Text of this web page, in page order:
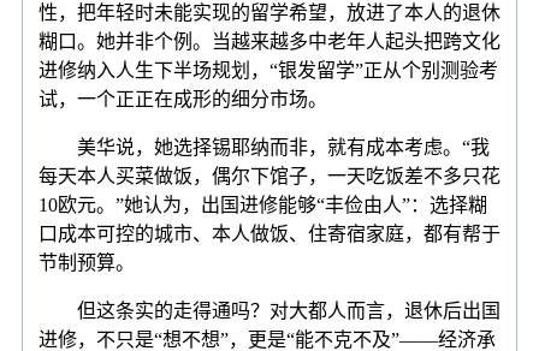
性，把年轻时未能实现的留学希望，放进了本人的退休
糊口。她并非个例。当越来越多中老年人起头把跨文化
进修纳入人生下半场规划，“银发留学”正从个别测验考
试，一个正正在成形的细分市场。
美华说，她选择锡耶纳而非，就有成本考虑。“我
每天本人买菜做饭，偶尔下馆子，一天吃饭差不多只花
10欧元。”她认为，出国进修能够“丰俭由人”：选择糊
口成本可控的城市、本人做饭、住寄宿家庭，都有帮于
节制预算。
但这条实的走得通吗？对大都人而言，退休后出国
进修，不只是“想不想”，更是“能不克不及”——经济承